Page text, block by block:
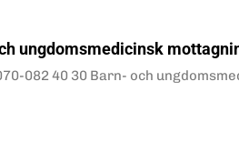
ungdomsmedicinsk
082 40 30 Barn- och